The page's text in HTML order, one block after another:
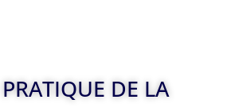
DE LA